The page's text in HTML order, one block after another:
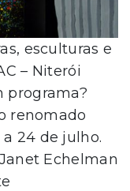
esculturas e
– Niterói
programa?
renomado
24 de julho.
Echelman